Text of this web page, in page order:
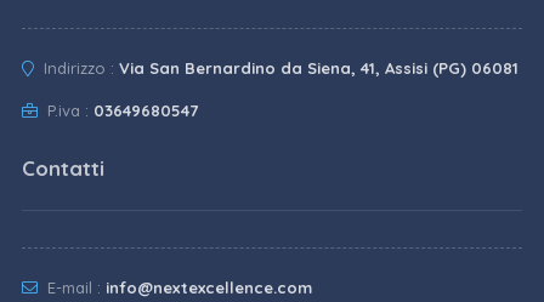
Indirizzo : Via San Bernardino da Siena, 41, Assisi (PG) 06081
P.iva : 03649680547
Contatti
E-mail : info@nextexcellence.com